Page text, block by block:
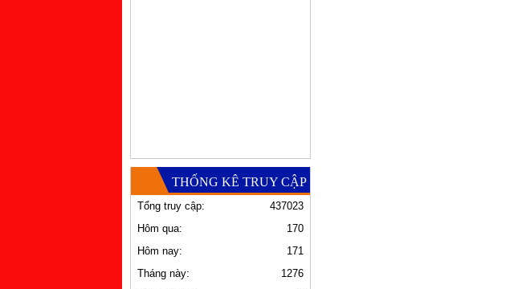
THỐNG KÊ TRUY CẬP
437023
Tổng truy cập:
170
Hôm qua:
171
Hôm nay:
1276
Tháng này: